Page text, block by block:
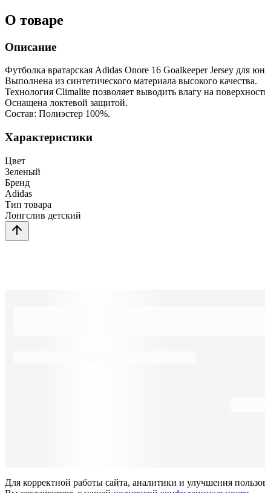
О товаре
Описание
Футболка вратарская Adidas Onore 16 Goalkeeper Jersey для
Выполнена из синтетического материала высокого качества.
Технология Climalite позволяет выводить влагу на
Оснащена локтевой защитой.
Состав: Полиэстер 100%.
Характеристики
Цвет
Зеленый
Бренд
Adidas
Тип товара
Лонгслив детский
Для корректной работы сайта, аналитики и улучшения